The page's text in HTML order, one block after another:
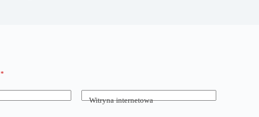
*
Witryna internetowa